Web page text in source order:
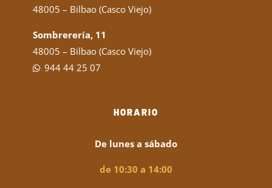
48005 – Bilbao (Casco Viejo)
Sombrerería, 11
48005 – Bilbao (Casco Viejo)
944 44 25 07
HORARIO
De lunes a sábado
de 10:30 a 14:00